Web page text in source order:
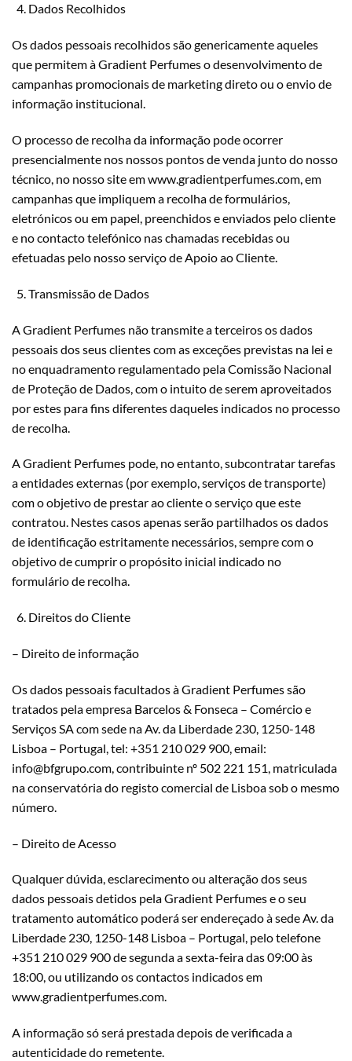
Dados Recolhidos
Os dados pessoais recolhidos são genericamente aqueles
que permitem à Gradient Perfumes o desenvolvimento de
campanhas promocionais de marketing direto ou o envio de
informação institucional.
O processo de recolha da informação pode ocorrer
presencialmente nos nossos pontos de venda junto do nosso
técnico, no nosso site em www.gradientperfumes.com, em
campanhas que impliquem a recolha de formulários,
eletrónicos ou em papel, preenchidos e enviados pelo cliente
e no contacto telefónico nas chamadas recebidas ou
efetuadas pelo nosso serviço de Apoio ao Cliente.
Transmissão de Dados
A Gradient Perfumes não transmite a terceiros os dados
pessoais dos seus clientes com as exceções previstas na lei e
no enquadramento regulamentado pela Comissão Nacional
de Proteção de Dados, com o intuito de serem aproveitados
por estes para fins diferentes daqueles indicados no processo
de recolha.
A Gradient Perfumes pode, no entanto, subcontratar tarefas
a entidades externas (por exemplo, serviços de transporte)
com o objetivo de prestar ao cliente o serviço que este
contratou. Nestes casos apenas serão partilhados os dados
de identificação estritamente necessários, sempre com o
objetivo de cumprir o propósito inicial indicado no
formulário de recolha.
Direitos do Cliente
– Direito de informação
Os dados pessoais facultados à Gradient Perfumes são
tratados pela empresa Barcelos & Fonseca – Comércio e
Serviços SA com sede na Av. da Liberdade 230, 1250-148
Lisboa – Portugal, tel: +351 210 029 900, email:
info@bfgrupo.com , contribuinte nº 502 221 151, matriculada
na conservatória do registo comercial de Lisboa sob o mesmo
número.
– Direito de Acesso
Qualquer dúvida, esclarecimento ou alteração dos seus
dados pessoais detidos pela Gradient Perfumes e o seu
tratamento automático poderá ser endereçado à sede Av. da
Liberdade 230, 1250-148 Lisboa – Portugal, pelo telefone
+351 210 029 900 de segunda a sexta-feira das 09:00 às
18:00, ou utilizando os contactos indicados em
www.gradientperfumes.com.
A informação só será prestada depois de verificada a
autenticidade do remetente.